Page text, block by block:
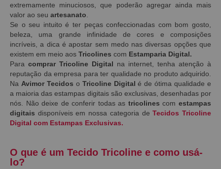
extremamente minuciosos, que poderão agregar ainda mais
valor ao seu artesanato
Se o seu intuito é ter peças confeccionadas com bom gosto,
beleza, uma grande infinidade de cores e composições
incríveis, a dica é apostar sem medo nas diversas opções que
existem em meio aos Tricolines com Estamparia Digital.
Para comprar Tricoline Digital na internet, tenha atenção à
reputação da empresa para ter qualidade no produto adquirido.
Na Avimor Tecidos o Tricoline Digital é de ótima qualidade e
a maioria das estampas digitais são exclusivas, desenhadas por
nós. Não deixe de conferir todas as tricolinescomestampas
digitais disponíveis em nossa categoria deTecidos Tricoline
Digital com Estampas Exclusivas.
O que é um Tecido Tricoline e como usá-
lo?